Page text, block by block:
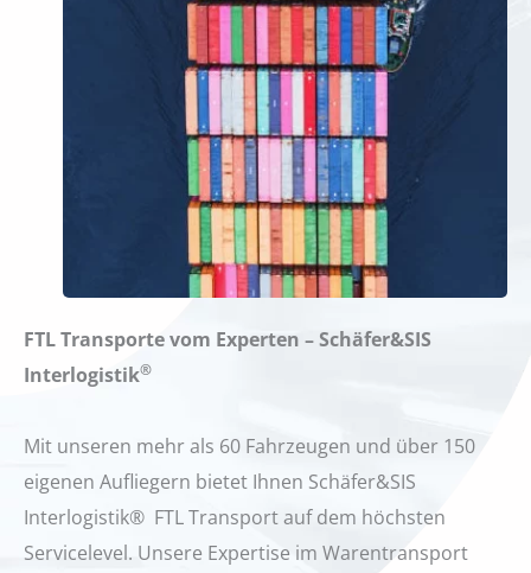
FTL Transporte vom Experten – Schäfer&SIS
Interlogistik®
Mit unseren mehr als 60 Fahrzeugen und über 150
eigenen Aufliegern bietet Ihnen Schäfer&SIS
Interlogistik® FTL Transport auf dem höchsten
Servicelevel. Unsere Expertise im Warentransport